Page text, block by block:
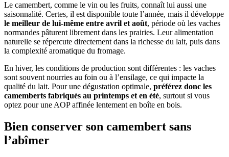
Le camembert, comme le vin ou les fruits, connaît lui aussi une
saisonnalité. Certes, il est disponible toute l’année, mais il développe
le meilleur de lui-même entre avril et août, période où les vaches
normandes pâturent librement dans les prairies. Leur alimentation
naturelle se répercute directement dans la richesse du lait, puis dans
la complexité aromatique du fromage.
En hiver, les conditions de production sont différentes : les vaches
sont souvent nourries au foin ou à l’ensilage, ce qui impacte la
qualité du lait. Pour une dégustation optimale, préférez donc les
camemberts fabriqués au printemps et en été, surtout si vous
optez pour une AOP affinée lentement en boîte en bois.
Bien conserver son camembert sans
l’abîmer